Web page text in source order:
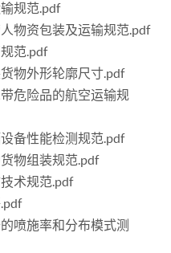
规范.pdf
物资包装及运输规范.pdf
范.pdf
物外形轮廓尺寸.pdf
危险品的航空运输规
备性能检测规范.pdf
物组装规范.pdf
术规范.pdf
喷施率和分布模式测